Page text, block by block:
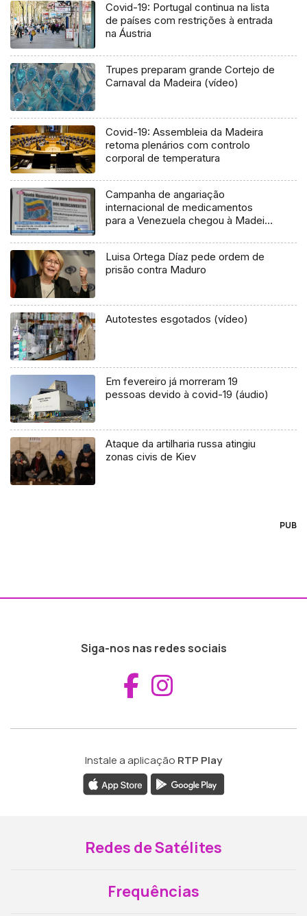
Covid-19: Portugal continua na lista
de países com restrições à entrada
na Áustria
Trupes preparam grande Cortejo de
Carnaval da Madeira (vídeo)
Covid-19: Assembleia da Madeira
retoma plenários com controlo
corporal de temperatura
Campanha de angariação
internacional de medicamentos
para a Venezuela chegou à Madeira
Luisa Ortega Díaz pede ordem de
prisão contra Maduro
Autotestes esgotados (vídeo)
Em fevereiro já morreram 19
pessoas devido à covid-19 (áudio)
Ataque da artilharia russa atingiu
zonas civis de Kiev
PUB
Siga-nos nas redes sociais
Aceder ao
Instale a aplicação RTP Play
Redes de Satélites
Frequências